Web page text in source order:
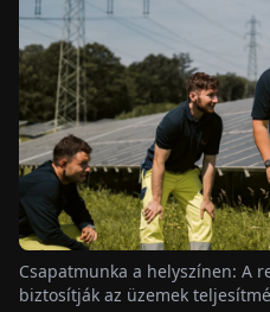
E-
PAPÍR
HÍREK
Csapatmunka a helyszínen: A
biztosítják az üzemek